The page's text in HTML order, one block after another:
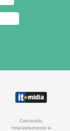
Conteúdo,
relacionamento e